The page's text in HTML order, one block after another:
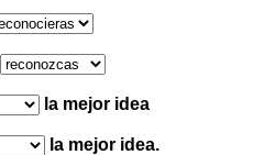
la mejor idea
la mejor idea.